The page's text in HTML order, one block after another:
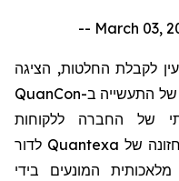
לקבלת החלטות, הציגה
של התעשייה ב-
QuanCon
של החברה ללקוחות
של Quantexa לדור
המונעים בידי